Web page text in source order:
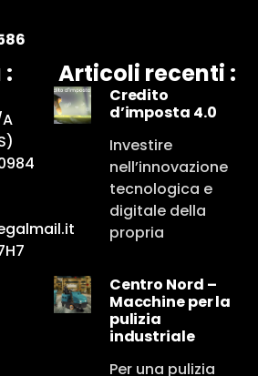
Articoli recenti :
Credito
d’imposta 4.0
Investire
nell’innovazione
tecnologica e
digitale della
propria
Centro Nord –
Macchine per la
pulizia
industriale
Per una pulizia